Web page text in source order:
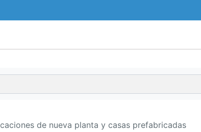
de nueva planta y casas prefabricadas